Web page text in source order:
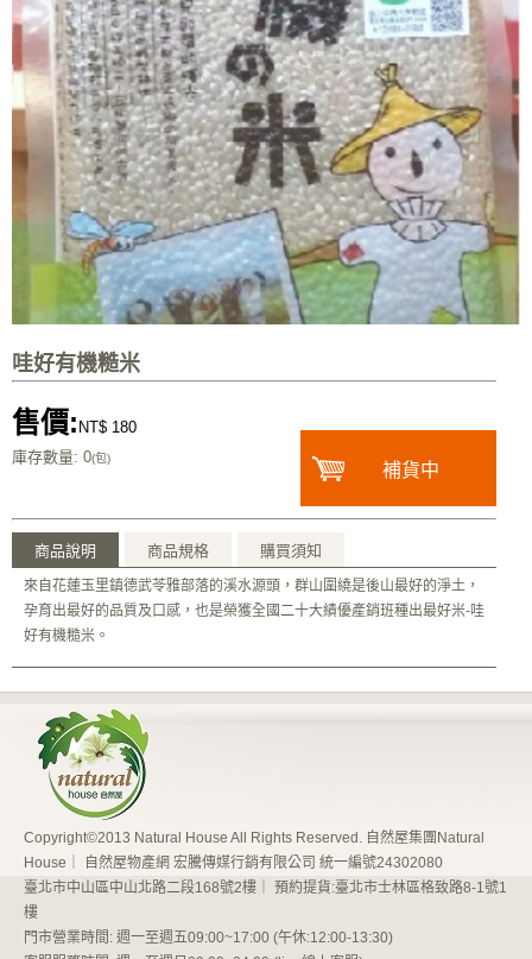
哇好有機糙米
售價: NT$ 180
庫存數量: 0(包)
補貨中
商品說明 商品規格 購買須知
來自花蓮玉里鎮德武苓雅部落的溪水源頭，群山圍繞是後山最好的淨土，
孕育出最好的品質及口感，也是榮獲全國二十大績優產銷班種出最好米-哇
好有機糙米。
Copyright©2013 Natural House All Rights Reserved. 自然屋集團Natural
House｜ 自然屋物產網 宏騰傳媒行銷有限公司 統一編號24302080
臺北市中山區中山北路二段168號2樓｜ 預約提貨:臺北市士林區格致路8-1號1
樓
門市營業時間: 週一至週五09:00~17:00 (午休:12:00-13:30)